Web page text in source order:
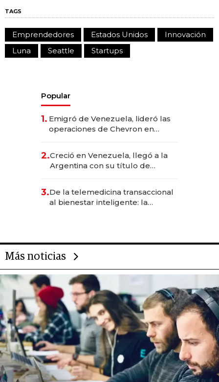
TAGS
Emprendedores Estados Unidos
Innovación
Luna
Seattle Startups
Popular
1. Emigró de Venezuela, lideró las
operaciones de Chevron en
2.Creció en Venezuela, llegó a la
Argentina con su título de
las marcas "fast premium"
3.De la telemedicina transaccional
al bienestar inteligente: la
Más noticias